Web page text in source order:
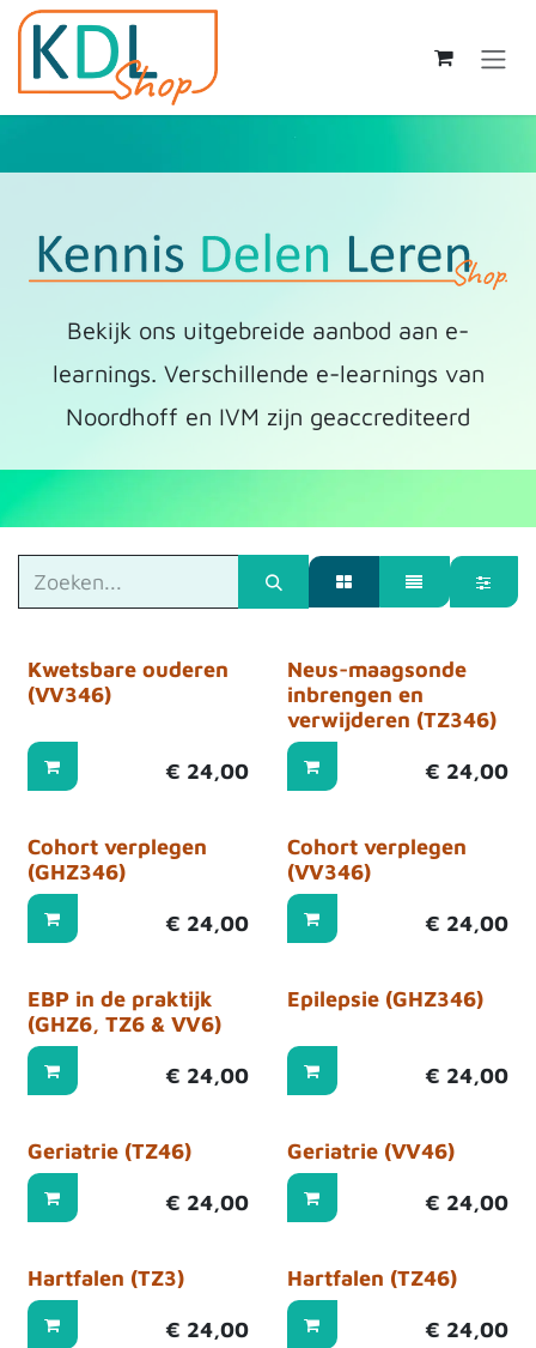
Overslaan naar inhoud
Bekijk ons uitgebreide aanbod aan e-
learnings. Verschillende e-learnings van
Noordhoff en IVM zijn geaccrediteerd
Kwetsbare ouderen
(VV346)
€ 24,00
Neus-maagsonde
inbrengen en
verwijderen (TZ346)
€ 24,00
Cohort verplegen
(GHZ346)
€ 24,00
Cohort verplegen
(VV346)
€ 24,00
EBP in de praktijk
(GHZ6, TZ6 & VV6)
€ 24,00
Epilepsie (GHZ346)
€ 24,00
Geriatrie (TZ46)
€ 24,00
Geriatrie (VV46)
€ 24,00
Hartfalen (TZ3)
€ 24,00
Hartfalen (TZ46)
€ 24,00